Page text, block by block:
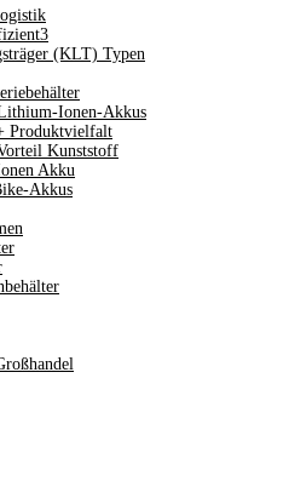
3
(KLT) Typen
Ionen-Akkus
Produktvielfalt
Kunststoff
Akku
Akkus